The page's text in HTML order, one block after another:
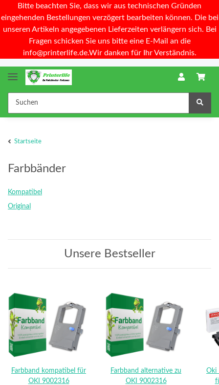
Bitte beachten Sie, dass wir aus technischen Gründen
eingehenden Bestellungen verzögert bearbeiten können. Die bei
unseren Artikeln angegebenen Lieferzeiten verlängern sich. Bei
Fragen schicken Sie uns bitte eine E-Mail an die
info@printerlife.de.Wir danken für Ihr Verständnis.
Startseite
Farbbänder
Kompatibel
Original
Unsere Bestseller
Farbband kompatibel für
OKI 9002316
Farbband alternative zu
OKI 9002316
Oki